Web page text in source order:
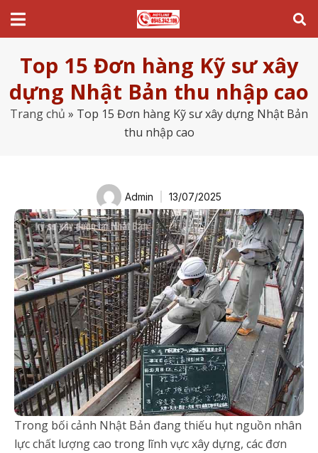
Top 15 Đơn hàng Kỹ sư xây
dựng Nhật Bản thu nhập cao
Trang chủ » Top 15 Đơn hàng Kỹ sư xây dựng Nhật Bản
thu nhập cao
Admin 13/07/2025
Trong bối cảnh Nhật Bản đang thiếu hụt nguồn nhân
lực chất lượng cao trong lĩnh vực xây dựng, các đơn